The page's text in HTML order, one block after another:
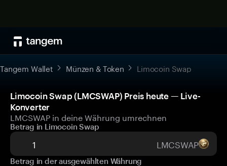
Tangem Wallet Münzen & Token Limocoin Swap
Limocoin Swap (LMCSWAP) Preis heute — Live-
Konverter
LMCSWAP in deine Währung umrechnen
Betrag in Limocoin Swap
LMCSWAP
Betrag in der ausgewählten Währung